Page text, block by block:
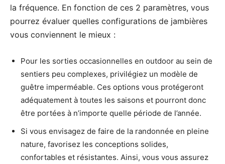
la fréquence. En fonction de ces 2 paramètres, vous
pourrez évaluer quelles configurations de jambières
vous conviennent le mieux :
Pour les sorties occasionnelles en outdoor au sein de
sentiers peu complexes, privilégiez un modèle de
guêtre imperméable. Ces options vous protégeront
adéquatement à toutes les saisons et pourront donc
être portées à n’importe quelle période de l’année.
Si vous envisagez de faire de la randonnée en pleine
nature, favorisez les conceptions solides,
confortables et résistantes. Ainsi, vous vous assurez